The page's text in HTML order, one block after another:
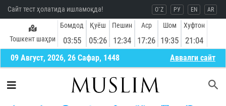
Сайт тест ҳолатида ишламоқда! O`Z РУ EN AR
Тошкент шаҳри
Бомдод
03:55
Қуёш
05:26
Пешин
12:34
Аср
17:26
Шом
19:35
Хуфтон
21:04
09 Август, 2026, 26 Сафар, 1448 Aввалги сайт